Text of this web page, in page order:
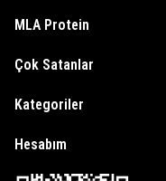
MLA Protein
Çok Satanlar
Kategoriler
Hesabım